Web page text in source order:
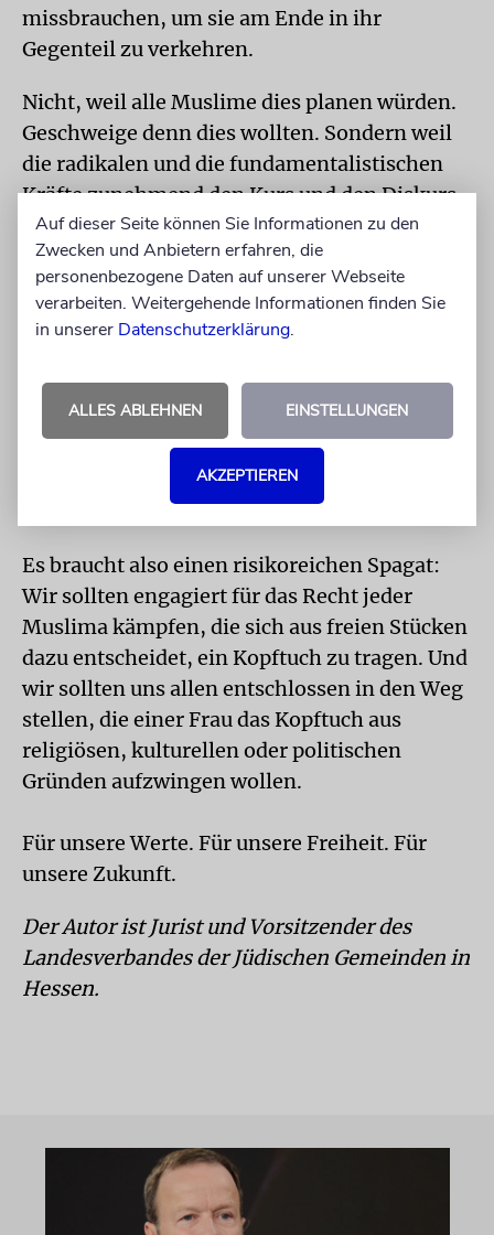
missbrauchen, um sie am Ende in ihr
Gegenteil zu verkehren.
Nicht, weil alle Muslime dies planen würden.
Geschweige denn dies wollten. Sondern weil
die radikalen und die fundamentalistischen
Kräfte zunehmend den Kurs und den Diskurs
bestimmen. Wenn dies ohne entscheidende
Gegenwehr von den moderaten oder liberalen
Kräften der eigenen Gemeinschaft
hingenommen oder gar mit stiller Sympathie
Kipppunkt erreicht. Dann übernehmen die
Fundamentalisten das Kommando. Und die
Freiheit sagt leise Adieu. Beispiele dafür gibt
es reichlich. Und manches vollzieht sich in
Echtzeit - direkt vor unseren Augen.
Es braucht also einen risikoreichen Spagat:
Wir sollten engagiert für das Recht jeder
Muslima kämpfen, die sich aus freien Stücken
dazu entscheidet, ein Kopftuch zu tragen. Und
wir sollten uns allen entschlossen in den Weg
stellen, die einer Frau das Kopftuch aus
religiösen, kulturellen oder politischen
Gründen aufzwingen wollen.
Für unsere Werte. Für unsere Freiheit. Für
unsere Zukunft.
Der Autor ist Jurist und Vorsitzender des
Landesverbandes der Jüdischen Gemeinden in
Hessen.
Auf dieser Seite können Sie Informationen zu den
Zwecken und Anbietern erfahren, die
personenbezogene Daten auf unserer Webseite
verarbeiten. Weitergehende Informationen finden Sie
in unserer Datenschutzerklärung.
ALLES ABLEHNEN EINSTELLUNGEN
AKZEPTIEREN